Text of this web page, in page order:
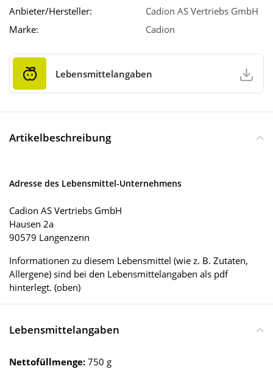
Anbieter/Hersteller:
Cadion AS Vertriebs GmbH
Marke:
Cadion
Lebensmittelangaben
Artikelbeschreibung
Adresse des Lebensmittel-Unternehmens
Cadion AS Vertriebs GmbH
Hausen 2a
90579 Langenzenn
Informationen zu diesem Lebensmittel (wie z. B. Zutaten,
Allergene) sind bei den Lebensmittelangaben als pdf
hinterlegt. (oben)
Lebensmittelangaben
Nettofüllmenge: 750 g